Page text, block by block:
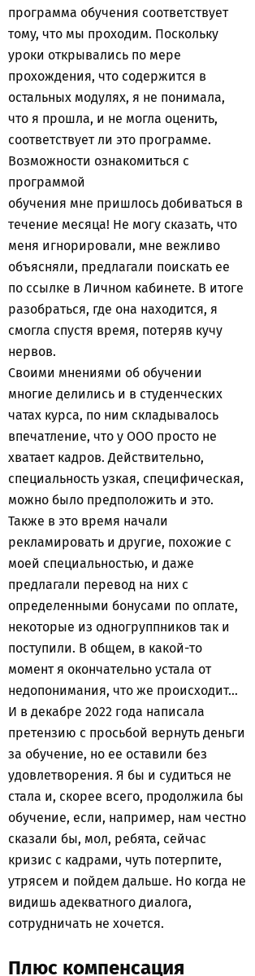
программа обучения соответствует
тому, что мы проходим. Поскольку
уроки открывались по мере
прохождения, что содержится в
остальных модулях, я не понимала,
что я прошла, и не могла оценить,
соответствует ли это программе.
Возможности ознакомиться с
программой
обучения мне пришлось добиваться в
течение месяца! Не могу сказать, что
меня игнорировали, мне вежливо
объясняли, предлагали поискать ее
по ссылке в Личном кабинете. В итоге
разобраться, где она находится, я
смогла спустя время, потеряв кучу
нервов.
Своими мнениями об обучении
многие делились и в студенческих
чатах курса, по ним складывалось
впечатление, что у ООО просто не
хватает кадров. Действительно,
специальность узкая, специфическая,
можно было предположить и это.
Также в это время начали
рекламировать и другие, похожие с
моей специальностью, и даже
предлагали перевод на них с
определенными бонусами по оплате,
некоторые из одногруппников так и
поступили. В общем, в какой-то
момент я окончательно устала от
недопонимания, что же происходит…
И в декабре 2022 года написала
претензию с просьбой вернуть деньги
за обучение, но ее оставили без
удовлетворения. Я бы и судиться не
стала и, скорее всего, продолжила бы
обучение, если, например, нам честно
сказали бы, мол, ребята, сейчас
кризис с кадрами, чуть потерпите,
утрясем и пойдем дальше. Но когда не
видишь адекватного диалога,
сотрудничать не хочется.
Плюс компенсация